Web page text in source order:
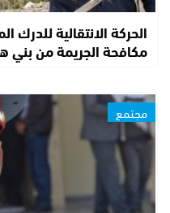
الحركة الانتقالية
مكافحة الجريمة من بني
مجتمع